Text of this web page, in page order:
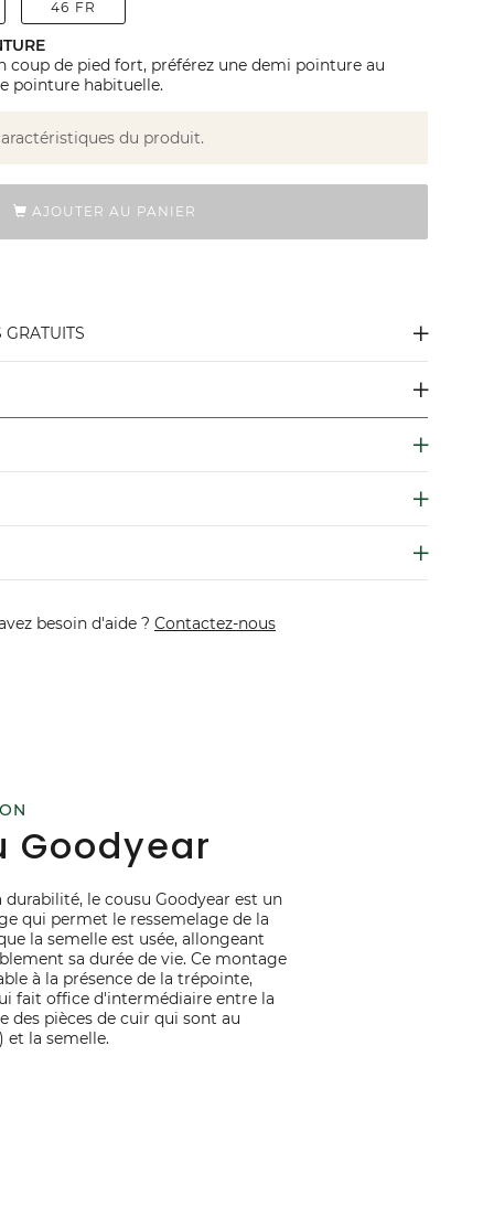
46 FR
coup de pied fort, préférez une demi pointure au
pointure habituelle.
du produit.
AJOUTER AU PANIER
GRATUITS
besoin d'aide ? Contactez-nous
Goodyear
durabilité, le cousu Goodyear est un
qui permet le ressemelage de la
la semelle est usée, allongeant
sa durée de vie. Ce montage
à la présence de la trépointe,
fait office d'intermédiaire entre la
des pièces de cuir qui sont au
et la semelle.